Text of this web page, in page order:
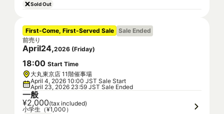
Sold Out
First-Come, First-Served Sale Sale Ended
前売り
April24,2026 (Friday)
18:00 Start Time
大丸東京店 11階催事場
April 4, 2026 10:00 JST Sale Start
April 23, 2026 23:59 JST Sale Ended
一般
¥2,000(tax included)
小学生（¥1,000）